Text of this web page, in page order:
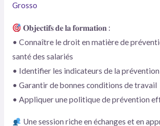
Grosso
𝐎𝐛𝐣𝐞𝐜𝐭𝐢𝐟𝐬 𝐝𝐞 𝐥𝐚 𝐟𝐨𝐫𝐦𝐚𝐭𝐢𝐨𝐧 :
• Connaître le droit en matière de
santé des salariés
• Identifier les indicateurs de la prévention
• Garantir de bonnes conditions de travail
• Appliquer une politique de prévention
Une session riche en échanges et en